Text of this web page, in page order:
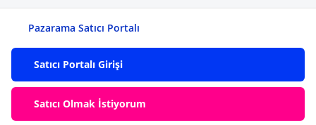
Pazarama Satıcı Portalı
Satıcı Portalı Girişi
Satıcı Olmak İstiyorum